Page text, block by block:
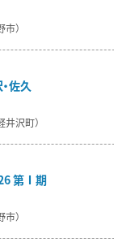
）
佐久
沢町）
第Ⅰ期
）